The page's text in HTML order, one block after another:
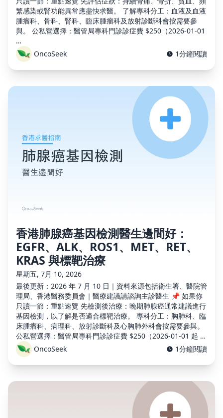
繁感染或腎功能異常應盡快求醫。 了解專科分工：血液及血液
腫瘤科、骨科、腎科、臨床腫瘤科及放射診斷科會按需要參
與。 公私營選擇：醫管局專科門診診症費 $250（2026-01-01
…
OncoSeek
1分鐘閱讀
香港肺腺癌基因檢測醫生邊間好：
EGFR、ALK、ROS1、MET、RET、
KRAS 與標靶治療
星期五, 7月 10, 2026
最後更新：2026 年 7 月 10 日｜資料來源包括衛生署、醫院管
理局、香港醫務委員會｜醫療建議請諮詢主診醫生 📌 如果你
只讀一節：重點速覽 先檢測後治療：晚期肺腺癌通常建議進行
基因檢測，以了解是否適合標靶治療。 專科分工：胸肺科、臨
床腫瘤科、病理科、放射診斷科及心胸肺外科會按需要參與。
公私營選擇：醫管局專科門診診症費 $250（2026-01-01 起 …
OncoSeek
1分鐘閱讀